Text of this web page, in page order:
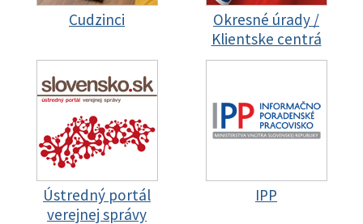
Cudzinci
Okresné úrady /
Klientske centrá
Ústredný portál
verejnej správy
IPP